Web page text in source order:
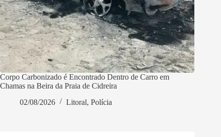
Corpo Carbonizado é Encontrado Dentro de Carro em
Chamas na Beira da Praia de Cidreira
02/08/2026
Litoral, Polícia